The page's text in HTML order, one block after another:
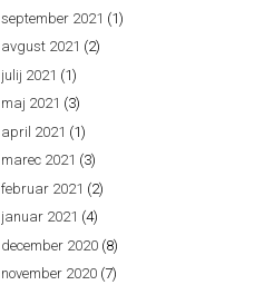
september 2021 (1)
avgust 2021 (2)
julij 2021 (1)
maj 2021 (3)
april 2021 (1)
marec 2021 (3)
februar 2021 (2)
januar 2021 (4)
december 2020 (8)
november 2020 (7)